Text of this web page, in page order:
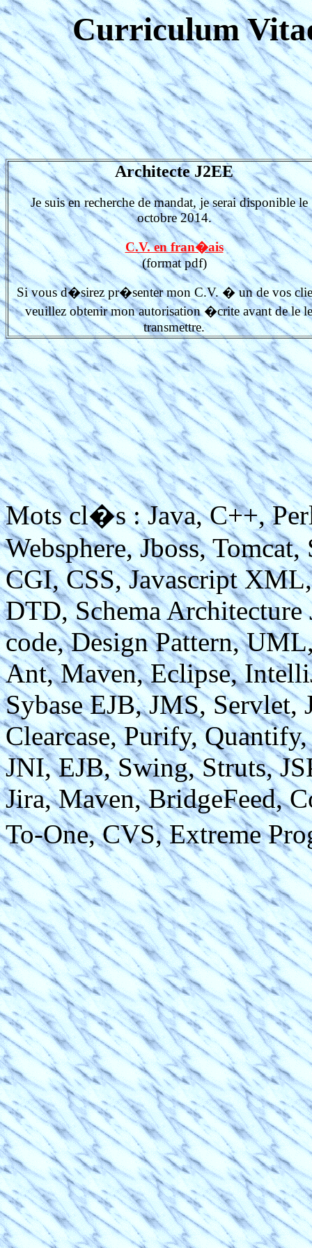
Curriculum
Architecte J2EE
Je suis en recherche de mandat, je serai disponible le
octobre 2014.
C.V. en fran�ais
(format pdf)
Si vous d�sirez pr�senter mon C.V. � un de vos
veuillez obtenir mon autorisation �crite avant de le
transmettre.
Mots cl�s : Java, C++,
Websphere, Jboss,
CGI, CSS, Javascript
DTD, Schema
code, Design Pattern,
Ant, Maven, Eclipse,
Sybase EJB, JMS,
Clearcase, Purify,
JNI, EJB, Swing, Struts,
Jira, Maven, BridgeFeed,
To-One, CVS, Extreme